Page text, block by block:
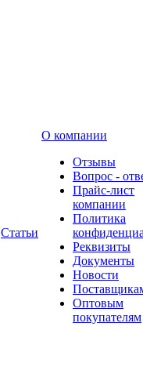
Статьи
О компании
Отзывы
Вопрос -
Прайс-лист
компании
Политика
Реквизиты
Документы
Новости
Оптовым
покупателям